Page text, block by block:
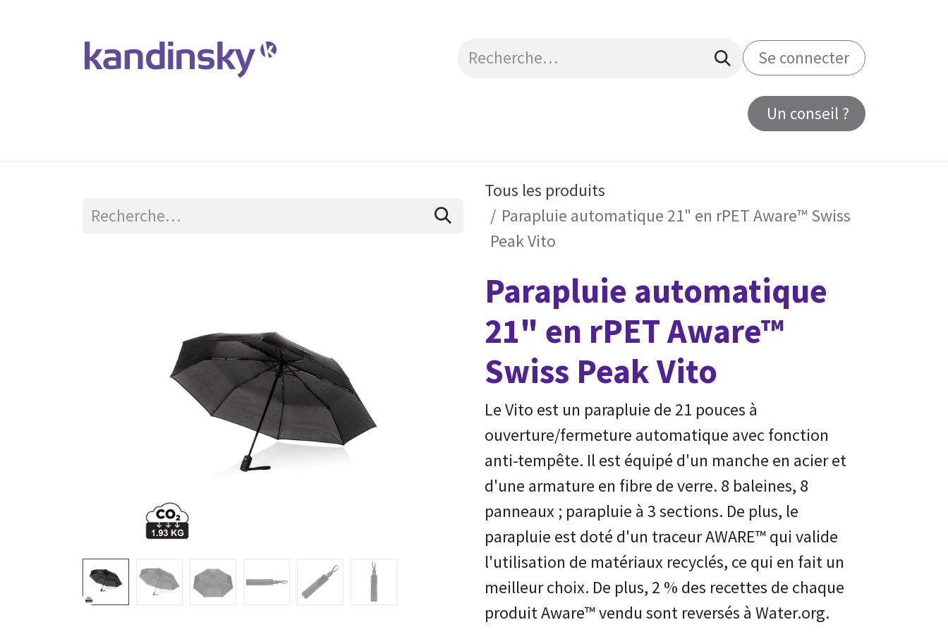
Se connecter
Un conseil ?
Tous les produits
Parapluie automatique 21" en rPET Aware™ Swiss
Peak Vito
Parapluie automatique
21" en rPET Aware™
Swiss Peak Vito
Le Vito est un parapluie de 21 pouces à
ouverture/fermeture automatique avec fonction
anti-tempête. Il est équipé d'un manche en acier et
d'une armature en fibre de verre. 8 baleines, 8
panneaux ; parapluie à 3 sections. De plus, le
parapluie est doté d'un traceur AWARE™ qui valide
l'utilisation de matériaux recyclés, ce qui en fait un
meilleur choix. De plus, 2 % des recettes de chaque
produit Aware™ vendu sont reversés à Water.org.